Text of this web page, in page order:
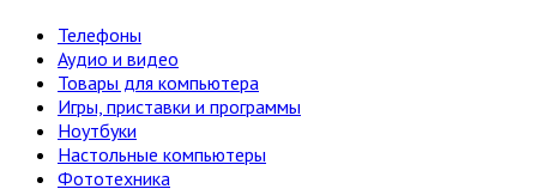
Телефоны
Аудио и видео
Товары для компьютера
Игры, приставки и программы
Ноутбуки
Настольные компьютеры
Фототехника